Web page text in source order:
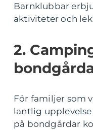
Barnklubbar
aktiviteter och
2.
För familjer som
lantlig
på bondgårdar